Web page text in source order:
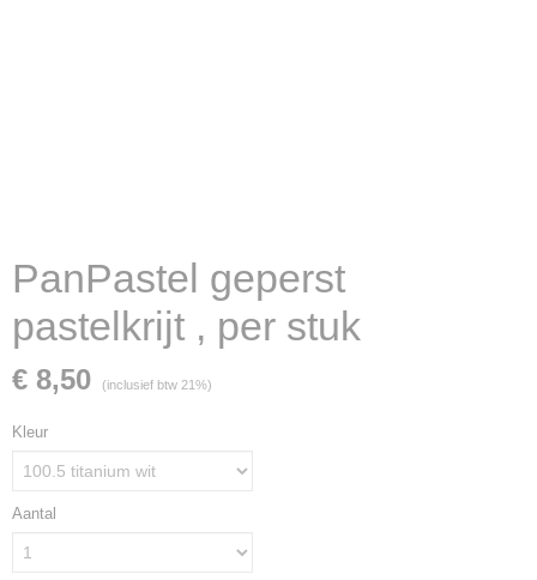
PanPastel geperst
pastelkrijt , per stuk
€ 8,50 (inclusief btw 21%)
Kleur
Aantal